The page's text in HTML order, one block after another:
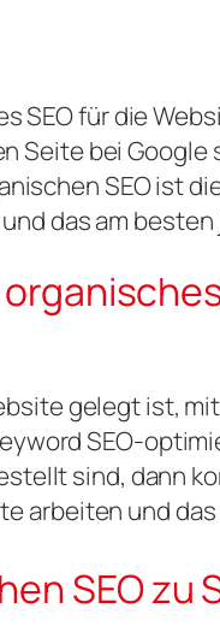
für die
Seite bei Google
SEO ist
das am
gelegt ist,
SEO-
sind, dann
arbeiten und
SEO zu